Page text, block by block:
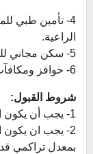
4- تأمين طبي
الراعية.
5- سكن مجاني للمتدربين من خارج منطقة القصيم.
6- حوافز ومكافآت أثناء فترة الدراسة وبعد التخرج.
شروط القبول:
1- يجب أن يكون المتقدم سعودي الجنسية أو من أم سعودية.
2- يجب ان يكون
بمعدل تراكمي قدره %70